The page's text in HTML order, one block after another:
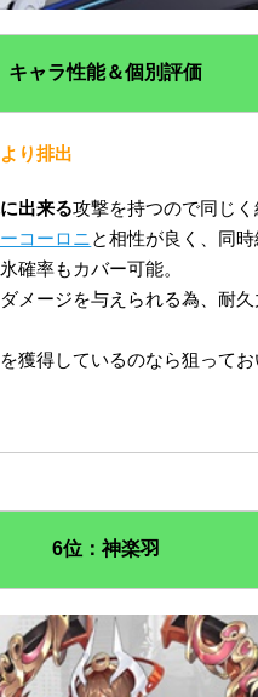
キャラ性能＆個別評価
り排出
出来る攻撃を持つので同じ
コーロニと相性が良く、同
確率もカバー可能。
メージを与えられる為、耐
獲得しているのなら狙って
6位：神楽羽